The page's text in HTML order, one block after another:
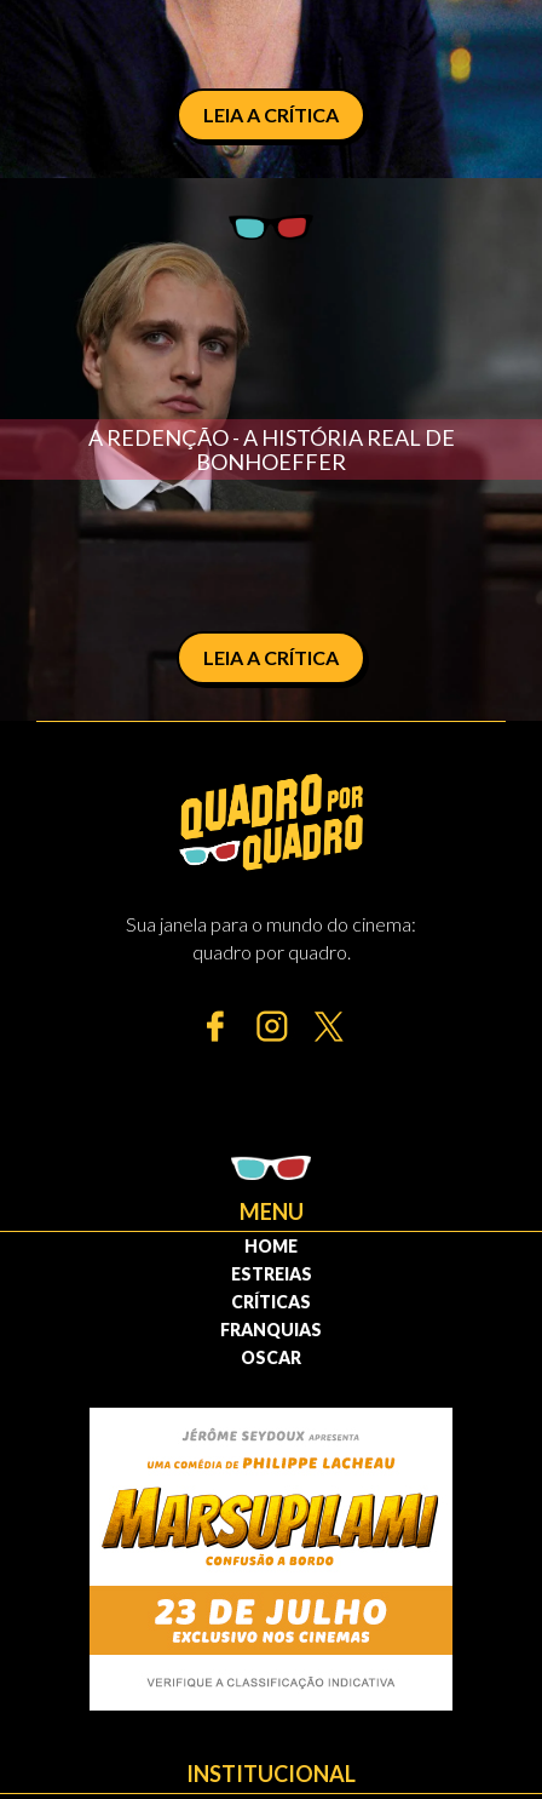
LEIA A CRÍTICA
A REDENÇÃO - A HISTÓRIA REAL DE
BONHOEFFER
LEIA A CRÍTICA
Sua janela para o mundo do cinema:
quadro por quadro.
MENU
HOME
ESTREIAS
CRÍTICAS
FRANQUIAS
OSCAR
INSTITUCIONAL